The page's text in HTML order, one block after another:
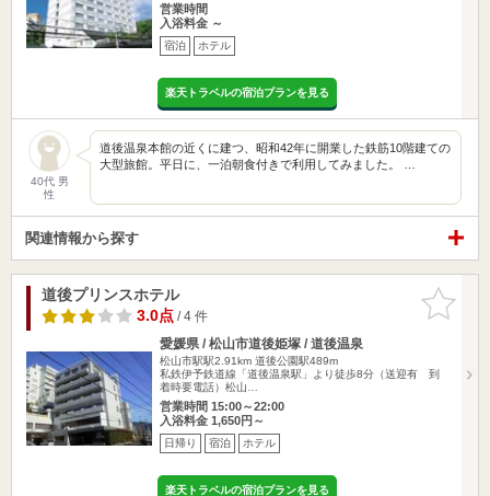
営業時間
入浴料金 ～
宿泊 ホテル
楽天トラベルの宿泊プランを見る
40代 男
性
道後温泉本館の近くに建つ、昭和42年に開業した鉄筋10階建ての
大型旅館。平日に、一泊朝食付きで利用してみました。 …
関連情報から探す
お気に入
りに追加
道後プリンスホテル
3.0点/ 4 件
愛媛県 / 松山市道後姫塚 / 道後温泉
松山市駅駅2.91km 道後公園駅489m
私鉄伊予鉄道線「道後温泉駅」より徒歩8分（送迎有 到
着時要電話）松山…
営業時間 15:00～22:00
入浴料金 1,650円～
日帰り 宿泊 ホテル
楽天トラベルの宿泊プランを見る